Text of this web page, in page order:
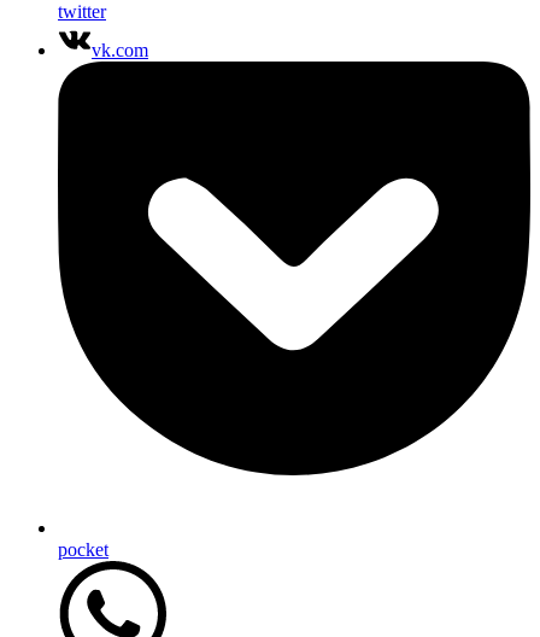
twitter
vk.com
pocket